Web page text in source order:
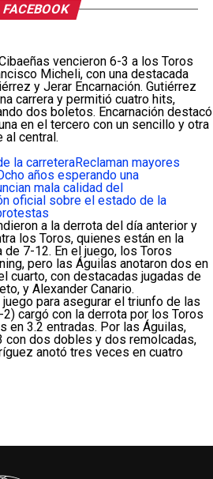
FACEBOOK
vencieron 6-3 a los Toros
Micheli, con una destacada
y Jerar Encarnación. Gutiérrez
carrera y permitió cuatro hits,
dos boletos. Encarnación destacó
en el tercero con un sencillo y otra
al central.
la carreteraReclaman mayores
años esperando una
mala calidad del
oficial sobre el estado de la
a la derrota del día anterior y
los Toros, quienes están en la
7-12. En el juego, los Toros
pero las Águilas anotaron dos en
cuarto, con destacadas jugadas de
y Alexander Canario.
para asegurar el triunfo de las
cargó con la derrota por los Toros
en 3.2 entradas. Por las Águilas,
con dos dobles y dos remolcadas,
anotó tres veces en cuatro